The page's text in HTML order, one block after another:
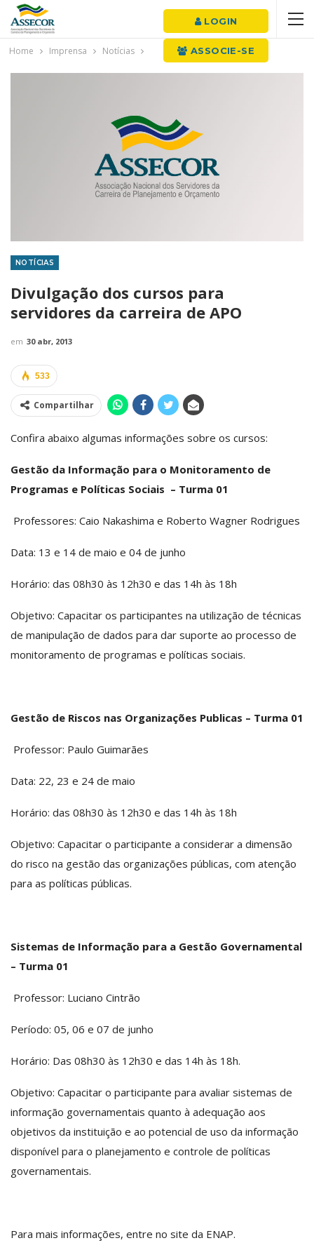
LOGIN
ASSOCIE-SE
Home Imprensa Notícias
NOTÍCIAS
Divulgação dos cursos para
servidores da carreira de APO
em 30 abr, 2013
533
Compartilhar
Confira abaixo algumas informações sobre os cursos:
Gestão da Informação para o Monitoramento de
Programas e Políticas Sociais – Turma 01
Professores: Caio Nakashima e Roberto Wagner Rodrigues
Data: 13 e 14 de maio e 04 de junho
Horário: das 08h30 às 12h30 e das 14h às 18h
Objetivo: Capacitar os participantes na utilização de técnicas
de manipulação de dados para dar suporte ao processo de
monitoramento de programas e políticas sociais.
Gestão de Riscos nas Organizações Publicas – Turma 01
Professor: Paulo Guimarães
Data: 22, 23 e 24 de maio
Horário: das 08h30 às 12h30 e das 14h às 18h
Objetivo: Capacitar o participante a considerar a dimensão
do risco na gestão das organizações públicas, com atenção
para as políticas públicas.
Sistemas de Informação para a Gestão Governamental
– Turma 01
Professor: Luciano Cintrão
Período: 05, 06 e 07 de junho
Horário: Das 08h30 às 12h30 e das 14h às 18h.
Objetivo: Capacitar o participante para avaliar sistemas de
informação governamentais quanto à adequação aos
objetivos da instituição e ao potencial de uso da informação
disponível para o planejamento e controle de políticas
governamentais.
Para mais informações, entre no site da ENAP.